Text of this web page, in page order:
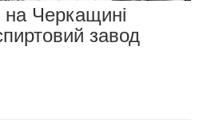
на Черкащині
завод